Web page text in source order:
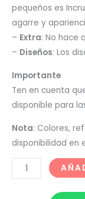
pequeños es
agarre y
– Extra: No hace
– Diseños: Los
Importante
Ten en cuenta
disponible para
Nota: Colores,
disponibilidad en